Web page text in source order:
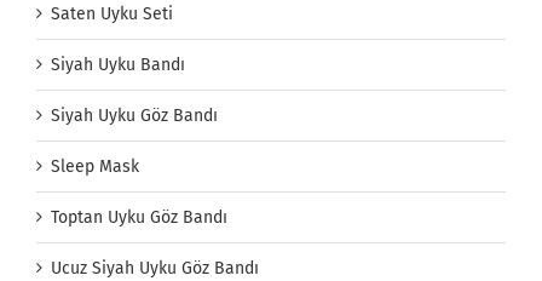
Saten Uyku Seti
Siyah Uyku Bandı
Siyah Uyku Göz Bandı
Sleep Mask
Toptan Uyku Göz Bandı
Ucuz Siyah Uyku Göz Bandı